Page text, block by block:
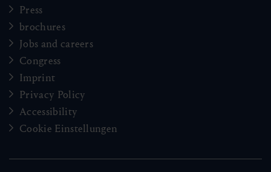
Press
brochures
Jobs and careers
Congress
Imprint
Privacy Policy
Accessibility
Cookie Einstellungen